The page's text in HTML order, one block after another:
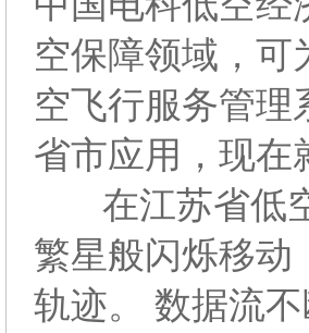
空保障领域，可
空飞行服务管理
省市应用，现在
在江苏省低空
繁星般闪烁移动
轨迹。 数据流